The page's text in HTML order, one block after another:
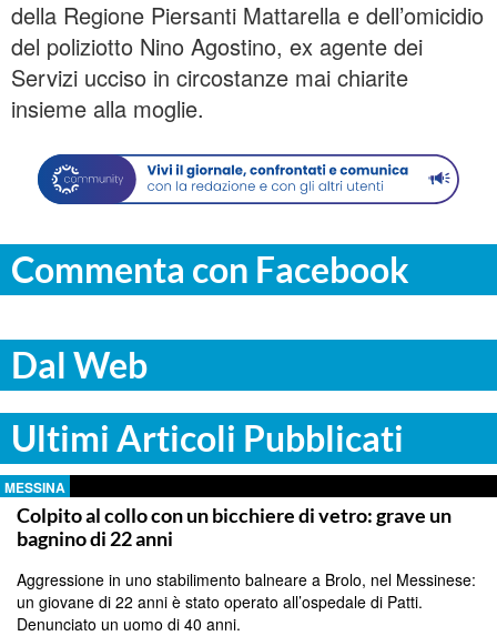
della Regione Piersanti Mattarella e dell’omicidio
del poliziotto Nino Agostino, ex agente dei
Servizi ucciso in circostanze mai chiarite
insieme alla moglie.
Commenta con Facebook
Dal Web
Ultimi Articoli Pubblicati
MESSINA
Colpito al collo con un bicchiere di vetro: grave un
bagnino di 22 anni
Aggressione in uno stabilimento balneare a Brolo, nel Messinese:
un giovane di 22 anni è stato operato all’ospedale di Patti.
Denunciato un uomo di 40 anni.